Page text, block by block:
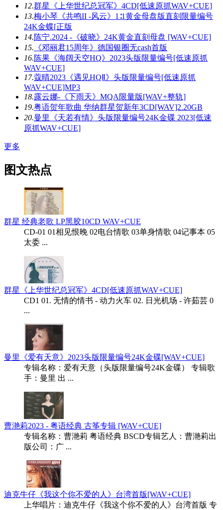
12.群星《上华世纪总冠军》4CD[低速原抓WAV+CUE]
13.梅小琴《共鸣II -风云》1∶1黄金母盘版直刻限量编号
24K金蝶[正版
14.陈宁.2024 -《破晓》24K黄金直刻母盘 [WAV+CUE]
15. 《邓丽君15周年》德国银圈无cash首版
16.陈果《海阔天空HQ》2023头版限量编号[低速原抓
WAV+CUE]
17.蔻晴2023《遇见HQⅡ》头版限量编号[低速原抓
WAV+CUE]MP3
18.露云娜-《下雨天》MQA限量版[WAV+整轨]
19.粤语贺年歌曲 华纳群星贺新年3CD[WAV]2.20GB
20.曼里《天若有情》头版限量编号24K金碟 2023[低速
原抓WAV+CUE]
更多
图文热点
群星 经典老歌 LP黑胶10CD WAV+CUE
CD-01 01相见恨晚 02电台情歌 03单身情歌 04记事本 05
太委 ...
群星《上华世纪总冠军》4CD[低速原抓WAV+CUE]
CD1 01. 无情的情书 - 动力火车 02. 日光机场 - 许茹芸 0
...
曼里《爱有天意》2023头版限量编号24K金碟[WAV+CUE]
专辑名称：爱有天意（头版限量编号24K金碟） 专辑歌
手：曼里 出 ...
曹滟莉2023 - 粤语经典 古筝专辑 [WAV+CUE]
专辑名称：曹滟莉 粤语经典 BSCD专辑艺人：曹滟莉出
版公司：广 ...
迪克牛仔《我这个你不爱的人》台湾首版[WAV+CUE]
上华唱片：迪克牛仔《我这个你不爱的人》台湾首版 专